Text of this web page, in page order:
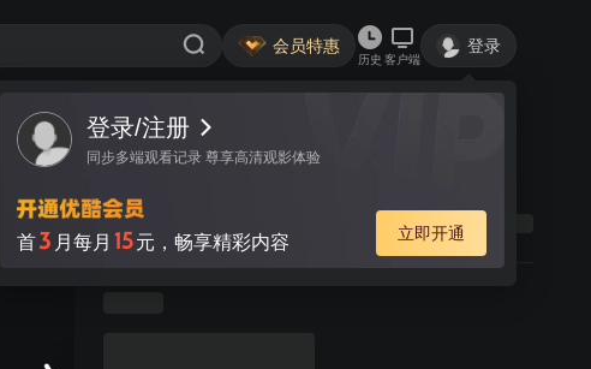
会员特惠
历史 客户端
登录
登录/注册
同步多端观看记录 尊享高清观影体验
首3 月每月 15元，畅享精彩内容 立即开通